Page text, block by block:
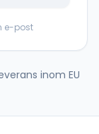
e-post
inom EU